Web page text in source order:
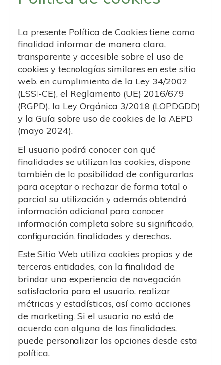
La presente Política de Cookies tiene como
finalidad informar de manera clara,
transparente y accesible sobre el uso de
cookies y tecnologías similares en este sitio
web, en cumplimiento de la Ley 34/2002
(LSSI-CE), el Reglamento (UE) 2016/679
(RGPD), la Ley Orgánica 3/2018 (LOPDGDD)
y la Guía sobre uso de cookies de la AEPD
(mayo 2024).
El usuario podrá conocer con qué
finalidades se utilizan las cookies, dispone
también de la posibilidad de configurarlas
para aceptar o rechazar de forma total o
parcial su utilización y además obtendrá
información adicional para conocer
información completa sobre su significado,
configuración, finalidades y derechos.
Este Sitio Web utiliza cookies propias y de
terceras entidades, con la finalidad de
brindar una experiencia de navegación
satisfactoria para el usuario, realizar
métricas y estadísticas, así como acciones
de marketing. Si el usuario no está de
acuerdo con alguna de las finalidades,
puede personalizar las opciones desde esta
política.